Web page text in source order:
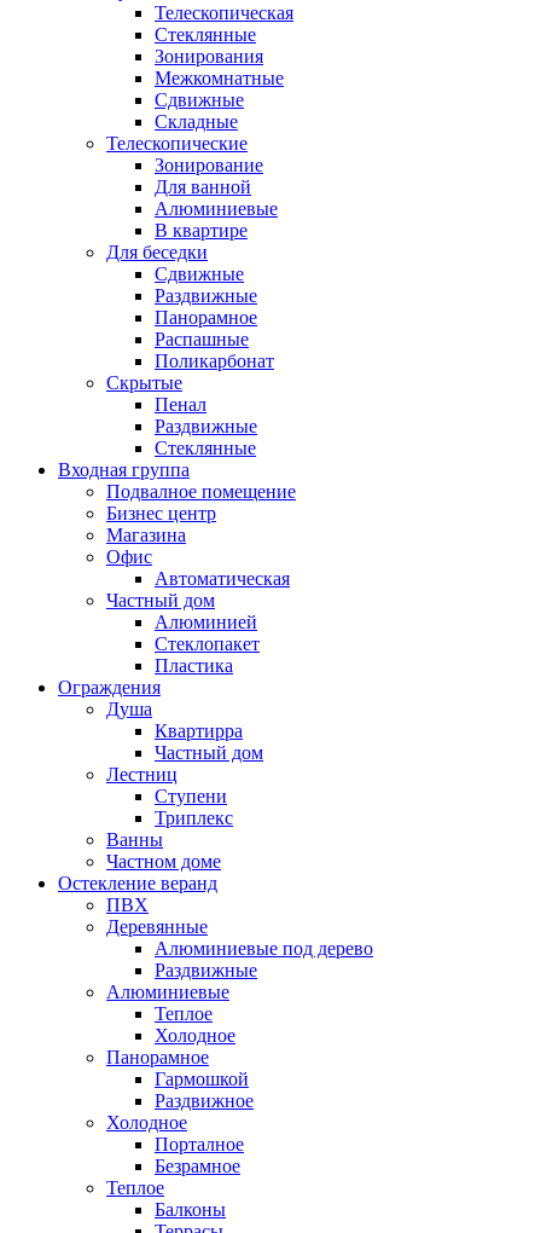
Телескопическая
Стеклянные
Зонирования
Межкомнатные
Сдвижные
Складные
Телескопические
Зонирование
Для ванной
Алюминиевые
В квартире
Для беседки
Сдвижные
Раздвижные
Панорамное
Распашные
Поликарбонат
Скрытые
Пенал
Раздвижные
Стеклянные
Входная группа
Подвалное помещение
Бизнес центр
Магазина
Офис
Автоматическая
Частный дом
Алюминией
Стеклопакет
Пластика
Ограждения
Душа
Квартирра
Частный дом
Лестниц
Ступени
Триплекс
Ванны
Частном доме
Остекление веранд
ПВХ
Деревянные
Алюминиевые под дерево
Раздвижные
Алюминиевые
Теплое
Холодное
Панорамное
Гармошкой
Раздвижное
Холодное
Порталное
Безрамное
Теплое
Балконы